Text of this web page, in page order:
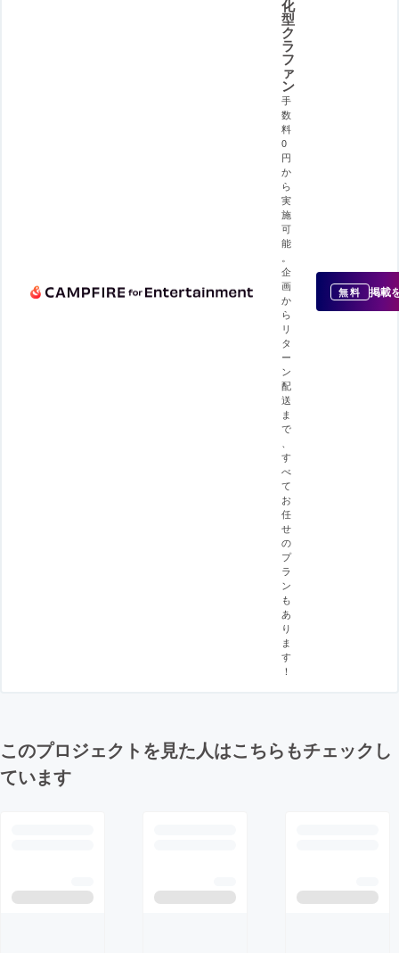
化
型
ク
ラ
フ
ァ
ン
手
数
料
0
円
か
ら
実
施
可
能
。
企
画
か
ら
リ
タ
ー
ン
配
送
ま
で
、
す
べ
て
お
任
せ
の
プ
ラ
ン
も
あ
り
ま
す
！
無料 掲載
このプロジェクトを見た人はこちらもチェックし
ています